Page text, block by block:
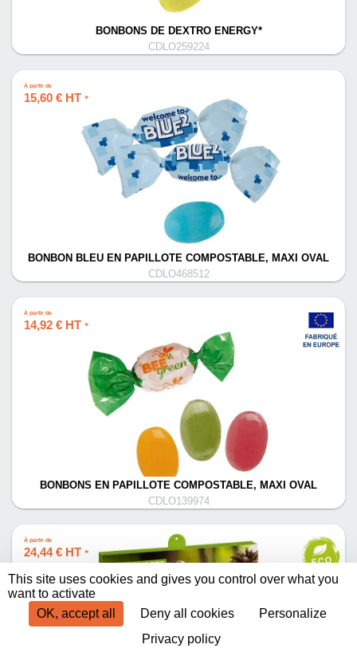
BONBONS DE DEXTRO ENERGY*
CDLO259224
À partir de
15,60 € HT *
BONBON BLEU EN PAPILLOTE COMPOSTABLE, MAXI OVAL
CDLO468512
À partir de
14,92 € HT *
BONBONS EN PAPILLOTE COMPOSTABLE, MAXI OVAL
CDLO139974
À partir de
24,44 € HT *
This site uses cookies and gives you control over what you
want to activate
OK, accept all
Deny all cookies
Personalize
Privacy policy